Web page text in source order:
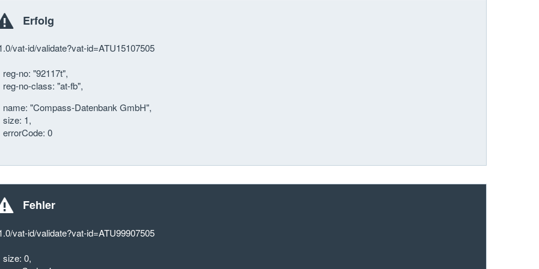
Erfolg
vat-id/validate?vat-id=ATU15107505
reg-no: "92117t",
reg-no-class: "at-fb",
name: "Compass-Datenbank GmbH",
size: 1,
errorCode: 0
Fehler
vat-id/validate?vat-id=ATU99907505
size: 0,